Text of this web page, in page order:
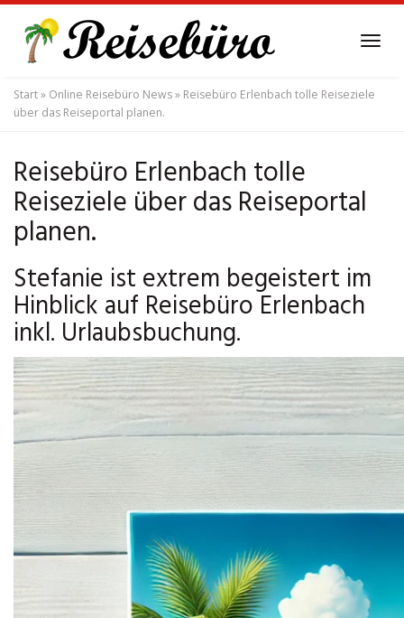
main
content
Start» Online Reisebüro News» Reisebüro Erlenbach tolle Reiseziele
über das Reiseportal planen.
Reisebüro Erlenbach tolle
Reiseziele über das Reiseportal
planen.
Stefanie ist extrem begeistert im
Hinblick auf Reisebüro Erlenbach
inkl. Urlaubsbuchung.